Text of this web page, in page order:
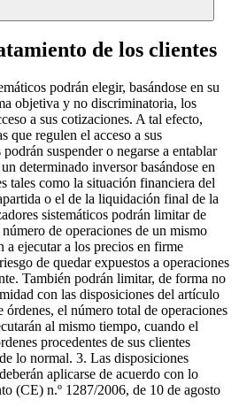
de los clientes
podrán elegir, basándose en su
objetiva y no discriminatoria, los
a sus cotizaciones. A tal efecto,
que regulen el acceso a sus
suspender o negarse a entablar
determinado inversor basándose en
tales como la situación financiera del
o el de la liquidación final de la
sistemáticos podrán limitar de
de operaciones de un mismo
a ejecutar a los precios en firme
de quedar expuestos a operaciones
También podrán limitar, de forma no
con las disposiciones del artículo
órdenes, el número total de operaciones
al mismo tiempo, cuando el
procedentes de sus clientes
lo normal. 3. Las disposiciones
aplicarse de acuerdo con lo
(CE) n.º 1287/2006, de 10 de agosto